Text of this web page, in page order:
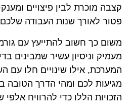
קצבה מוכרת לבין פיצויים
פטור לאורך שנות העבודה
משום כך חשוב להתייעץ עם
מעמיק וניסיון עשיר שמבינים
המערכת, אילו שינויים חלו עם
מגיעות לכם ומהי הדרך הטובה
הזכויות הללו כדי להרוויח